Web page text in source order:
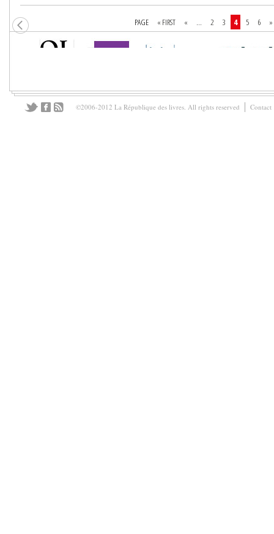
PAGE « FIRST « ... 2 3 4 5 6 »
©2006-2012 La République des livres. All rights reserved Contact